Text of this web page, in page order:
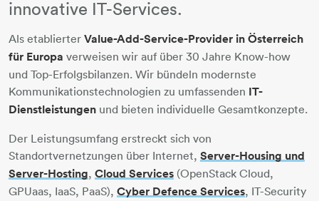
Success Stories
innovative IT-Services.
Als etablierter Value-Add-Service-Provider in Österreich
für Europa verweisen wir auf über 30 Jahre Know-how
und Top-Erfolgsbilanzen. Wir bündeln modernste
Kommunikationstechnologien zu umfassenden IT-
Dienstleistungen und bieten individuelle Gesamtkonzepte.
Der Leistungsumfang erstreckt sich von
Standortvernetzungen über Internet, Server-Housing und
Server-Hosting, Cloud Services (OpenStack Cloud,
GPUaas, IaaS, PaaS), Cyber Defence Services, IT-Security